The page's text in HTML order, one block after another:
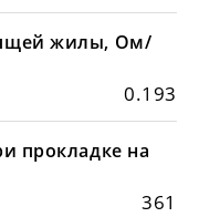
жилы, Ом/
0.193
прокладке на
361